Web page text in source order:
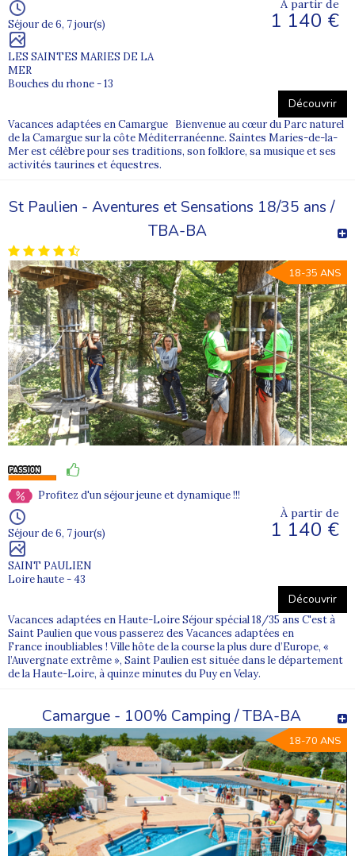
Séjour de 6, 7 jour(s)
LES SAINTES MARIES DE LA
MER
Bouches du rhone - 13
À partir de
1 140 €
Découvrir
Vacances adaptées en Camargue Bienvenue au cœur du Parc naturel
de la Camargue sur la côte Méditerranéenne. Saintes Maries-de-la-
Mer est célèbre pour ses traditions, son folklore, sa musique et ses
activités taurines et équestres.
St Paulien - Aventures et Sensations 18/35 ans /
TBA-BA
18-35 ANS
Profitez d'un séjour jeune et dynamique !!!
Séjour de 6, 7 jour(s)
SAINT PAULIEN
Loire haute - 43
À partir de
1 140 €
Découvrir
Vacances adaptées en Haute-Loire Séjour spécial 18/35 ans C'est à
Saint Paulien que vous passerez des Vacances adaptées en
France inoubliables ! Ville hôte de la course la plus dure d’Europe, «
l’Auvergnate extrême », Saint Paulien est située dans le département
de la Haute-Loire, à quinze minutes du Puy en Velay.
Camargue - 100% Camping / TBA-BA
18-70 ANS